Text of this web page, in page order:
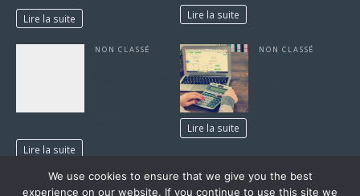
Lire la suite Lire la suite
NON CLASSÉ
Lire la suite
NON CLASSÉ
Lire la suite
1 2 … 30 »
We use cookies to ensure that we give you the best
experience on our website. If you continue to use this site we